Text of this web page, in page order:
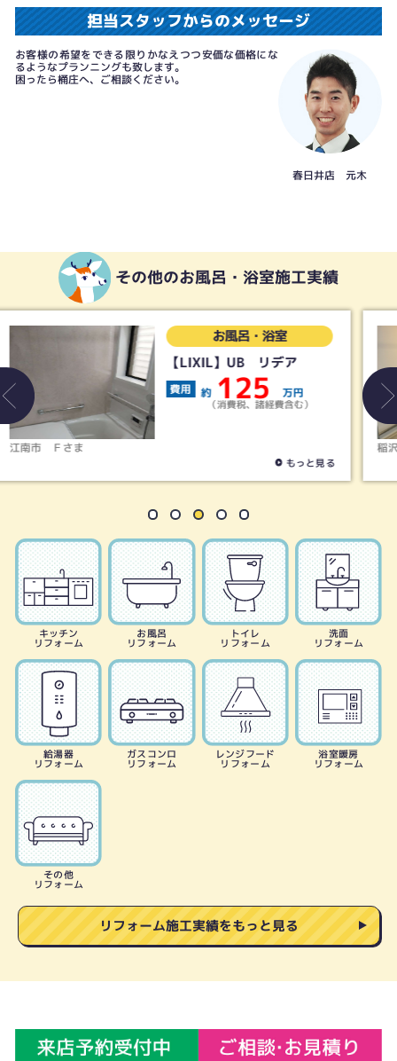
担当スタッフからのメッセージ
お客様の希望をできる限りかなえつつ安価な価格にな
るようなプランニングも致します。
困ったら桶庄へ、ご相談ください。
春日井店 元木
その他のお風呂・浴室施工実績
稲沢市
お風呂・浴室
【タカラスタンダード】
UB グランスパ
費用 約 200
キッチン
リフォーム
お風呂
リフォーム
トイレ
リフォーム
洗面
リフォーム
給湯器
リフォーム
ガスコンロ
リフォーム
レンジフード
リフォーム
浴室暖房
リフォーム
その他
リフォーム
リフォーム施工実績をもっと見る